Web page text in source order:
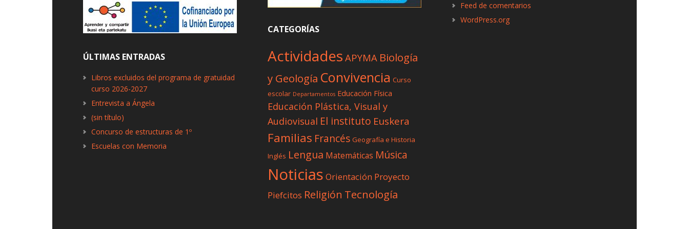
ÚLTIMAS ENTRADAS
Libros excluidos del programa de gratuidad
curso 2026-2027
Entrevista a Ángela
(sin título)
Concurso de estructuras de 1º
Escuelas con Memoria
CATEGORÍAS
Actividades APYMA Biología
y Geología Convivencia Curso
escolar Departamentos Educación Física
Educación Plástica, Visual y
Audiovisual El instituto Euskera
Familias Francés Geografía e Historia
Inglés Lengua Matemáticas Música
Noticias Orientación Proyecto
Piefcitos Religión Tecnología
Feed de comentarios
WordPress.org